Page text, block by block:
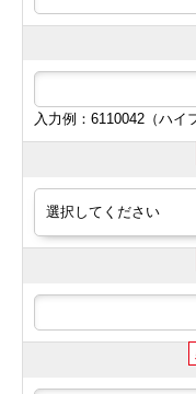
入力例：6110042（ハイ